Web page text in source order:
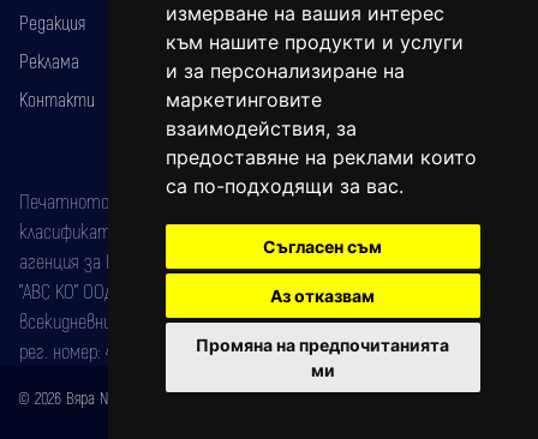
измерване на вашия интерес
към нашите продукти и услуги
и за персонализиране на
маркетинговите
взаимодействия, за
предоставяне на реклами които
са по-подходящи за вас.
Съгласен съм
Аз отказвам
Промяна на предпочитанията
ми
Редакция
Реклама
Контакти
Печатното издание на вестника е регистрирано в националния
класификатор на печатните издания (Българска национална
агенция за ISSN) под номер: ISSN 1312-4722.
"АВС КО" ООД е притежател на марката: Вяра информационен
всекидневник на югозападна България, със свидетелство за марка
рег. номер: 47857/11.05.2004 година.
© 2026 Вяра News Всички права запазени!